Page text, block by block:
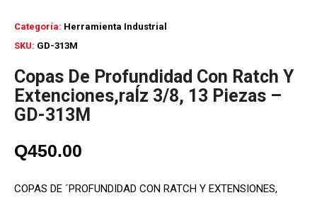
SKU: GD-313M
Categoría: Herramienta Industrial
Copas De Profundidad Con Ratch Y
Extenciones,raÍz 3/8, 13 Piezas –
GD-313M
Q450.00
COPAS DE ´PROFUNDIDAD CON RATCH Y EXTENSIONES,